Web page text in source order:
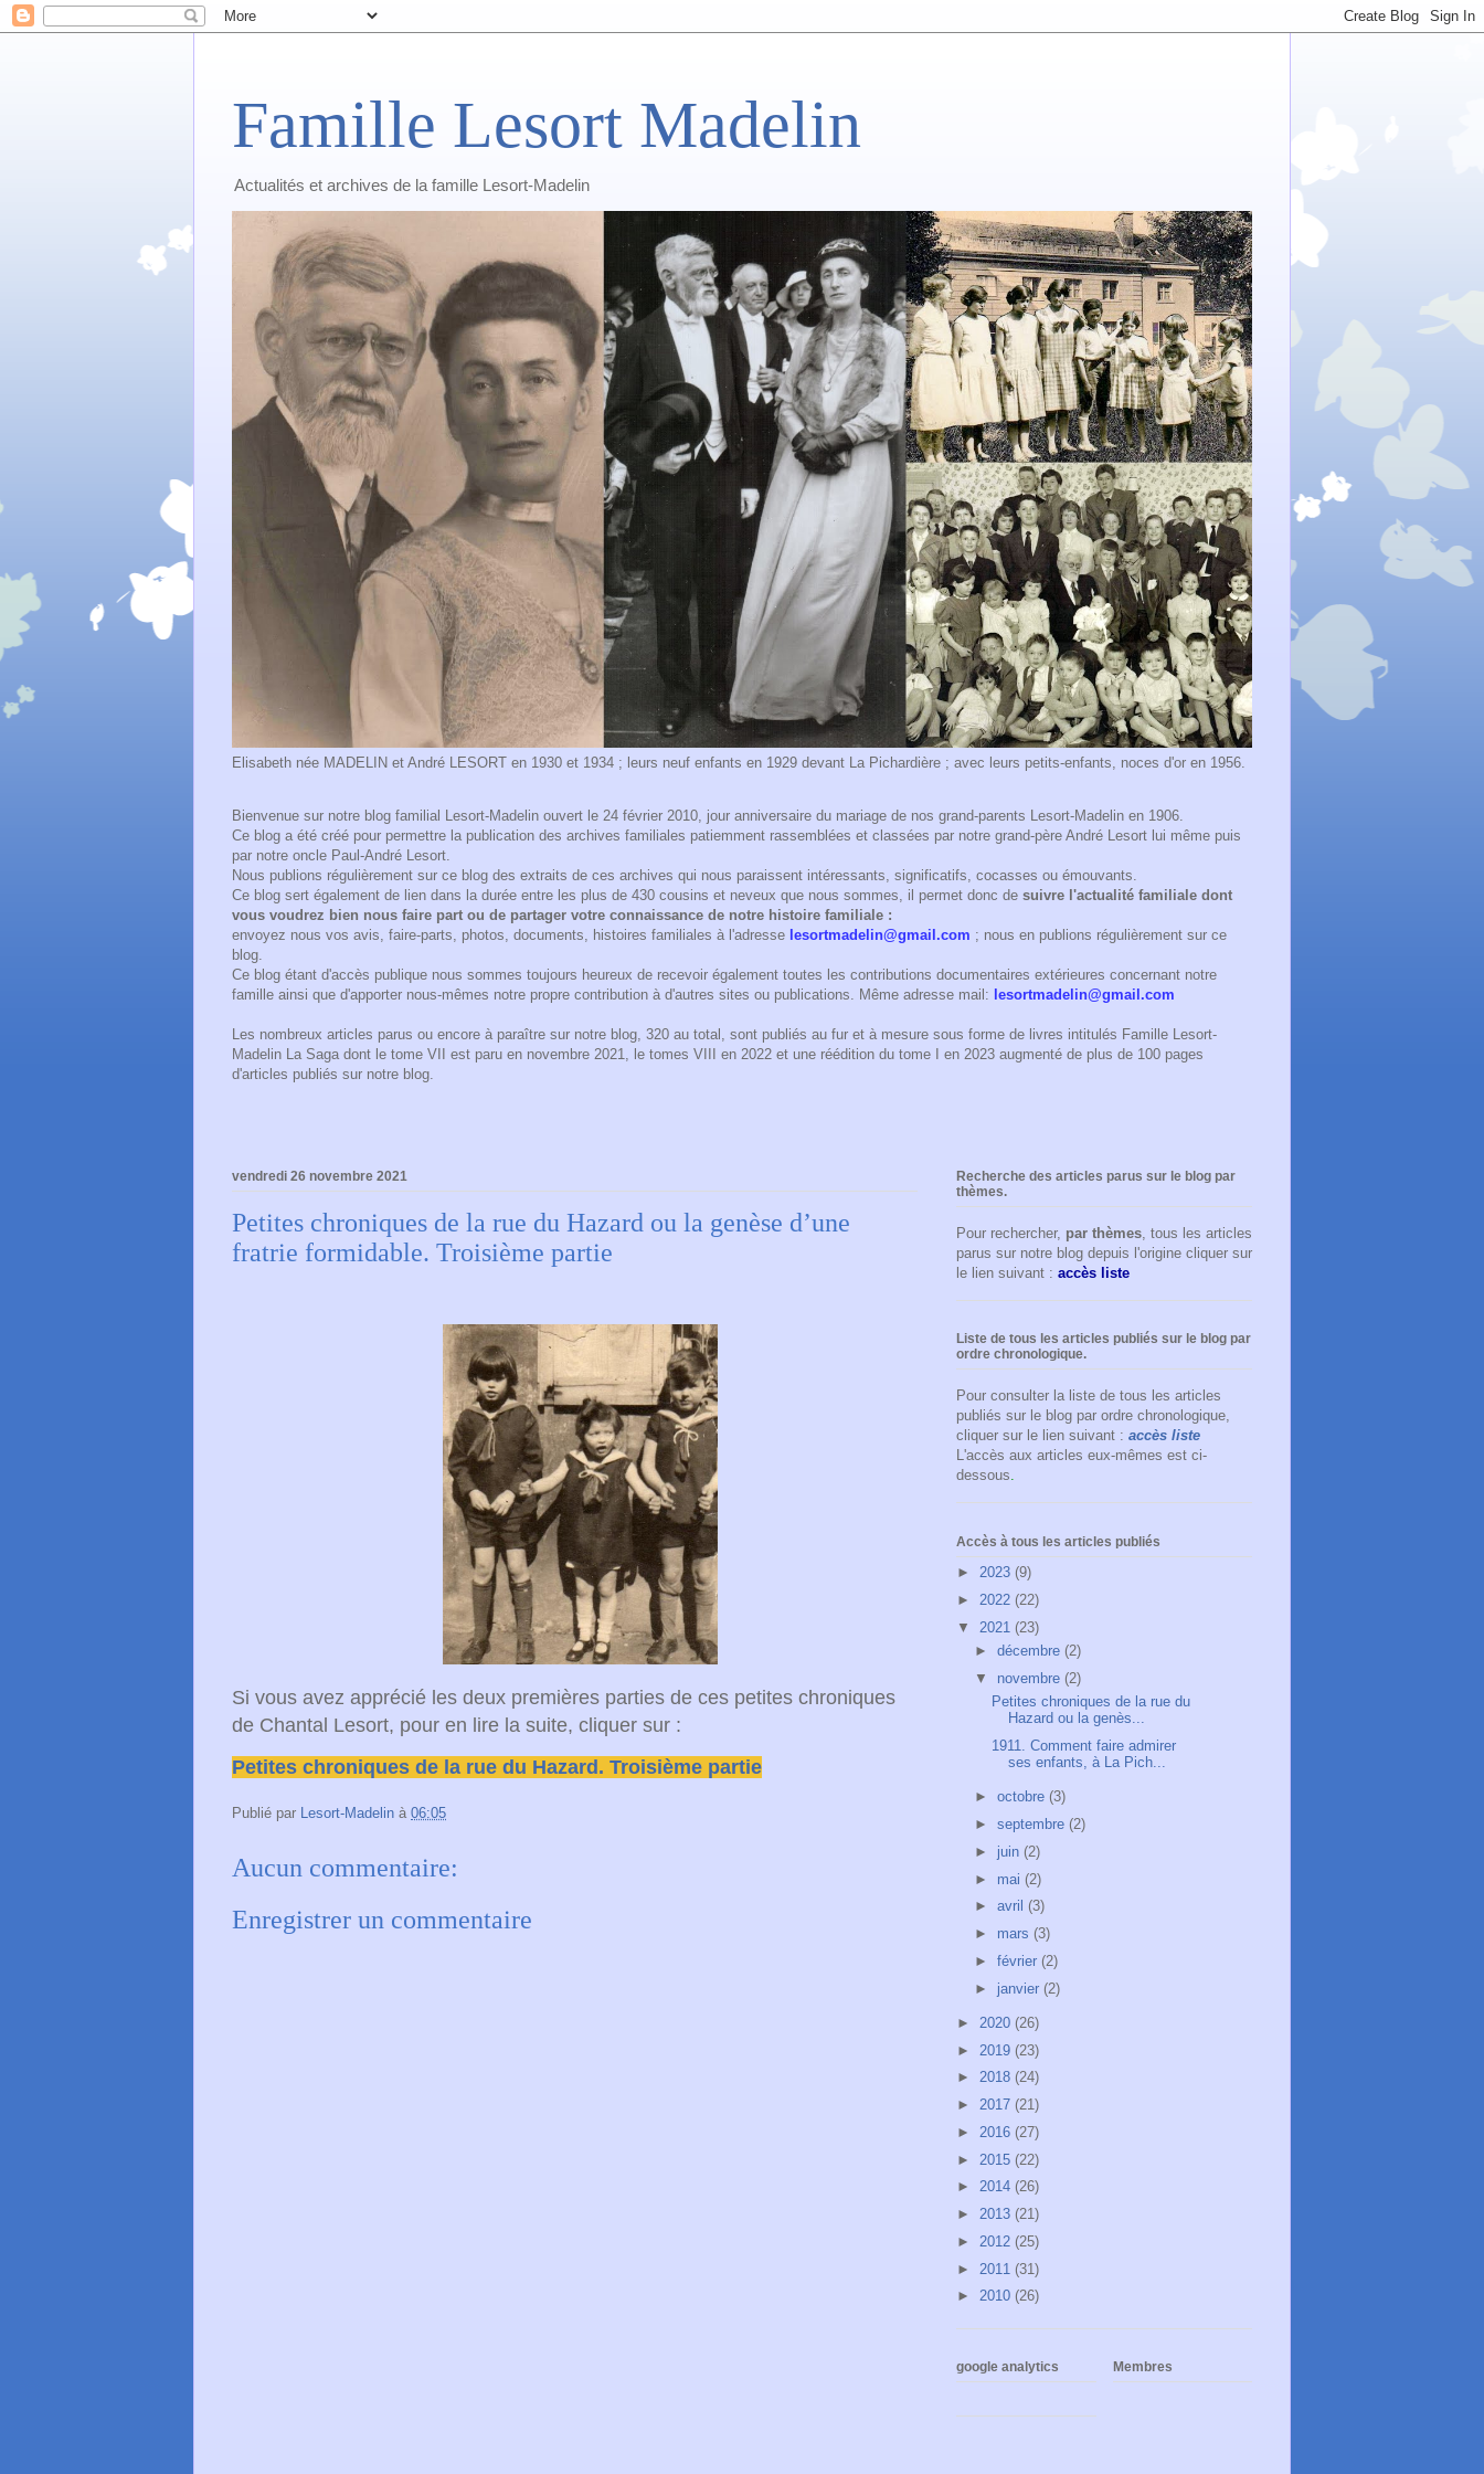
Famille Lesort Madelin
Actualités et archives de la famille Lesort-Madelin
Elisabeth née MADELIN et André LESORT en 1930 et 1934 ; leurs neuf enfants en 1929 devant La Pichardière ; avec leurs petits-enfants, noces d'or en 1956.
Bienvenue sur notre blog familial Lesort-Madelin ouvert le 24 février 2010, jour anniversaire du mariage de nos grand-parents Lesort-Madelin en 1906.
Ce blog a été créé pour permettre la publication des archives familiales patiemment rassemblées et classées par notre grand-père André Lesort lui même puis
par notre oncle Paul-André Lesort.
Nous publions régulièrement sur ce blog des extraits de ces archives qui nous paraissent intéressants, significatifs, cocasses ou émouvants.
Ce blog sert également de lien dans la durée entre les plus de 430 cousins et neveux que nous sommes, il permet donc de suivre l'actualité familiale dont
vous voudrez bien nous faire part ou de partager votre connaissance de notre histoire familiale :
envoyez nous vos avis, faire-parts, photos, documents, histoires familiales à l'adresse lesortmadelin@gmail.com ; nous en publions régulièrement sur ce
blog.
Ce blog étant d'accès publique nous sommes toujours heureux de recevoir également toutes les contributions documentaires extérieures concernant notre
famille ainsi que d'apporter nous-mêmes notre propre contribution à d'autres sites ou publications. Même adresse mail: lesortmadelin@gmail.com
Les nombreux articles parus ou encore à paraître sur notre blog, 320 au total, sont publiés au fur et à mesure sous forme de livres intitulés Famille Lesort-
Madelin La Saga dont le tome VII est paru en novembre 2021, le tomes VIII en 2022 et une réédition du tome I en 2023 augmenté de plus de 100 pages
d'articles publiés sur notre blog.
vendredi 26 novembre 2021
Petites chroniques de la rue du Hazard ou la genèse d’une
fratrie formidable. Troisième partie
Si vous avez apprécié les deux premières parties de ces petites chroniques
de Chantal Lesort, pour en lire la suite, cliquer sur :
Petites chroniques de la rue du Hazard. Troisième partie
Publié par Lesort-Madelin à 06:05
Aucun commentaire:
Enregistrer un commentaire
Recherche des articles parus sur le blog par
thèmes.
Pour rechercher, par thèmes, tous les articles
parus sur notre blog depuis l'origine cliquer sur
le lien suivant : accès liste
Liste de tous les articles publiés sur le blog par
ordre chronologique.
Pour consulter la liste de tous les articles
publiés sur le blog par ordre chronologique,
cliquer sur le lien suivant : accès liste
L'accès aux articles eux-mêmes est ci-
dessous.
Accès à tous les articles publiés
► 2023 (9)
► 2022 (22)
▼ 2021 (23)
► décembre (2)
▼ novembre (2)
Petites chroniques de la rue du
Hazard ou la genès...
1911. Comment faire admirer
ses enfants, à La Pich...
► octobre (3)
► septembre (2)
► juin (2)
► mai (2)
► avril (3)
► mars (3)
► février (2)
► janvier (2)
► 2020 (26)
► 2019 (23)
► 2018 (24)
► 2017 (21)
► 2016 (27)
► 2015 (22)
► 2014 (26)
► 2013 (21)
► 2012 (25)
► 2011 (31)
► 2010 (26)
google analytics Membres